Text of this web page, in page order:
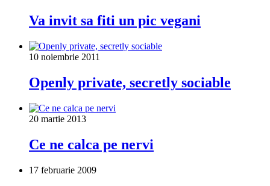
Va invit sa fiti un pic vegani
10 noiembrie 2011
Openly private, secretly sociable
20 martie 2013
Ce ne calca pe nervi
17 februarie 2009